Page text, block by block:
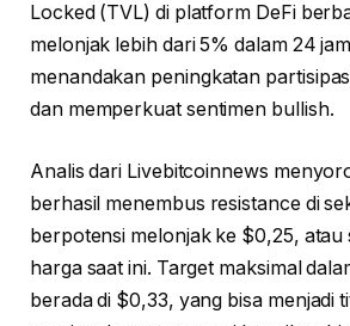
Locked (TVL) di platform DeFi
melonjak lebih dari 5% dalam 24
menandakan peningkatan
dan memperkuat sentimen bullish.
Analis dari Livebitcoinnews
berhasil menembus resistance di
berpotensi melonjak ke $0,25, atau
harga saat ini. Target maksimal
berada di $0,33, yang bisa menjadi